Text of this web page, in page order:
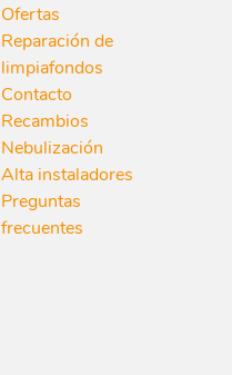
Ofertas
Reparación de
limpiafondos
Contacto
Recambios
Nebulización
Alta instaladores
Preguntas
frecuentes